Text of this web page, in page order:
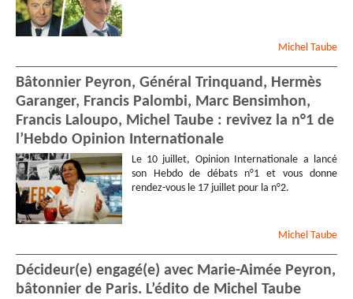
Michel Taube
Bâtonnier Peyron, Général Trinquand, Hermès
Garanger, Francis Palombi, Marc Bensimhon,
Francis Laloupo, Michel Taube : revivez la n°1 de
l’Hebdo Opinion Internationale
Le 10 juillet, Opinion Internationale a lancé
son Hebdo de débats n°1 et vous donne
rendez-vous le 17 juillet pour la n°2.
Michel Taube
Décideur(e) engagé(e) avec Marie-Aimée Peyron,
bâtonnier de Paris. L’édito de Michel Taube